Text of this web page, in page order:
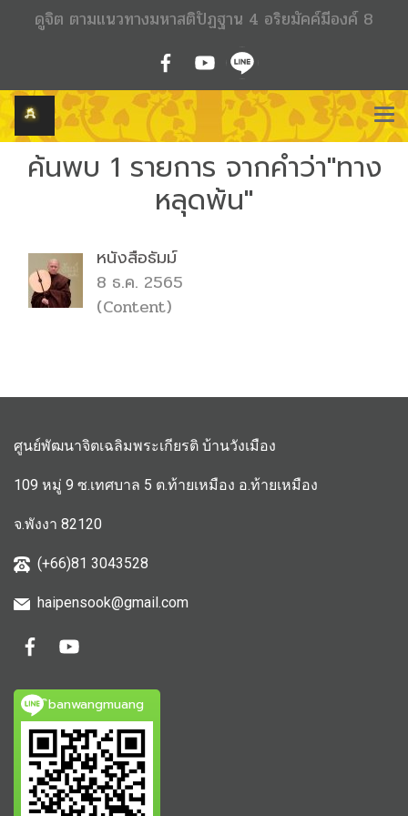
ดูจิต ตามแนวทางมหาสติปัฏฐาน 4 อริยมัคค์มีองค์ 8
ค้นพบ 1 รายการ จากคำว่า"ทาง
หลุดพ้น"
หนังสือธัมม์
8 ธ.ค. 2565
(Content)
ศูนย์พัฒนาจิตเฉลิมพระเกียรติ บ้านวังเมือง
109 หมู่ 9 ซ.เทศบาล 5 ต.ท้ายเหมือง อ.ท้ายเหมือง
จ.พังงา 82120
(+66)81 3043528
haipensook@gmail.com
ิbanwangmuang